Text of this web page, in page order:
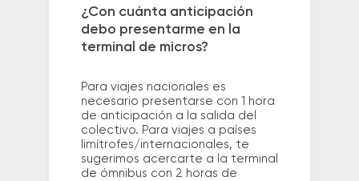
¿Con cuánta anticipación
debo presentarme en la
terminal de micros?
Para viajes nacionales es
necesario presentarse con 1 hora
de anticipación a la salida del
colectivo. Para viajes a países
limítrofes/internacionales, te
sugerimos acercarte a la terminal
de ómnibus con 2 horas de